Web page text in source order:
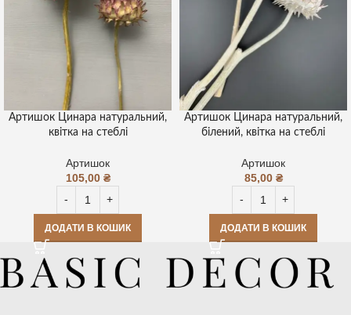
Артишок Цинара натуральний,
квітка на стеблі
Артишок
105,00 ₴
ДОДАТИ В КОШИК
Артишок Цинара натуральний,
білений, квітка на стеблі
Артишок
85,00 ₴
ДОДАТИ В КОШИК